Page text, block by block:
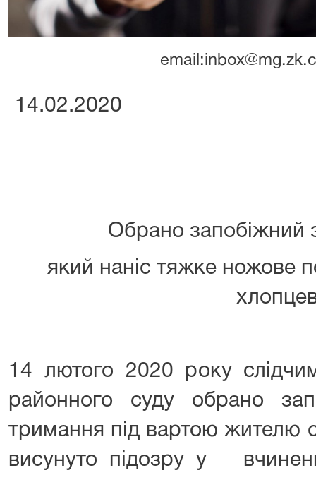
14.02.2020
Обрано запобіжний
який наніс тяжке ножове
14 лютого 2020 року
районного суду обрано
тримання під вартою жителю
висунуто підозру у